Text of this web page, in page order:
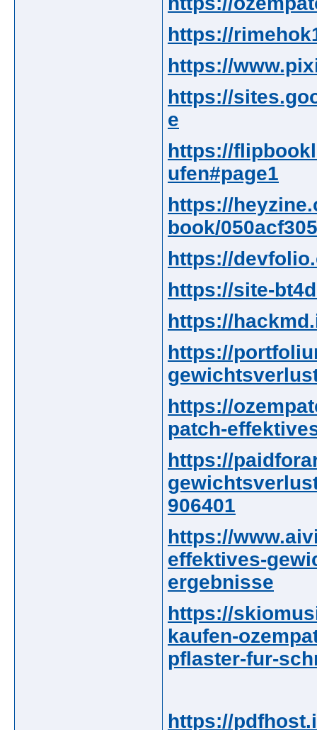
https://
https://
https://
e
https://
ufen#page1
https://
book/
https://
https://site-
https://
https://
https://
patch-
https://
906401
https://
effektives-
ergebnisse
https://
kaufen-
pflaster-fur-
https://